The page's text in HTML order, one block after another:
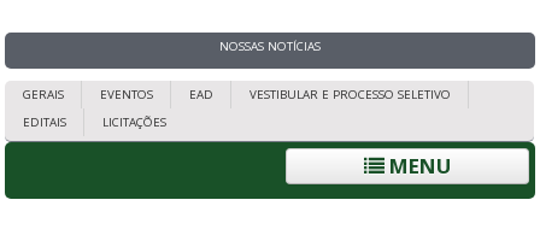
NOSSAS NOTÍCIAS
GERAIS EVENTOS EAD
VESTIBULAR E PROCESSO SELETIVO
EDITAIS
LICITAÇÕES
MENU